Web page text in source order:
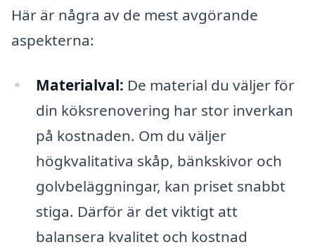
Här är några av de mest avgörande
aspekterna:
Materialval: De material du väljer för
din köksrenovering har stor inverkan
på kostnaden. Om du väljer
högkvalitativa skåp, bänkskivor och
golvbeläggningar, kan priset snabbt
stiga. Därför är det viktigt att
balansera kvalitet och kostnad